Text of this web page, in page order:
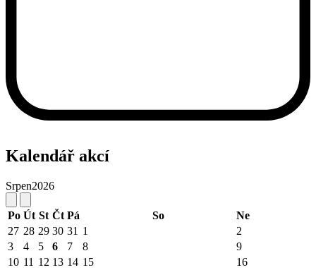
Kalendář akcí
Srpen2026
Po Út St Čt Pá So
Ne
27 28 29 30 31 1
2
3
4 5 6 7 8
9
10 11 12 13 14 15
16